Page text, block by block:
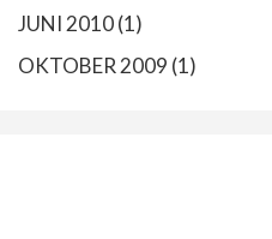
JUNI 2010(1)
OKTOBER 2009 (1)